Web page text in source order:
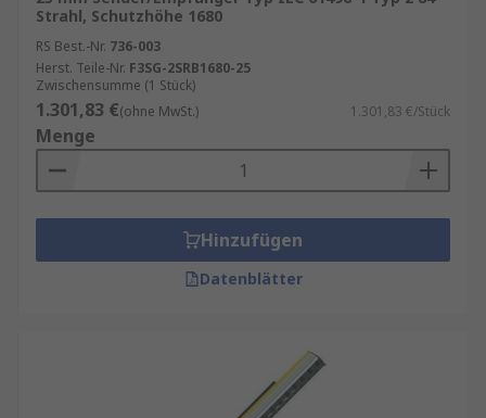
Strahl, Schutzhöhe 1680
RS Best.-Nr. 736-003
Herst. Teile-Nr. F3SG-2SRB1680-25
Zwischensumme (1 Stück)
1.301,83 €(ohne MwSt.) 1.301,83 €/Stück
Menge
Hinzufügen
Datenblätter